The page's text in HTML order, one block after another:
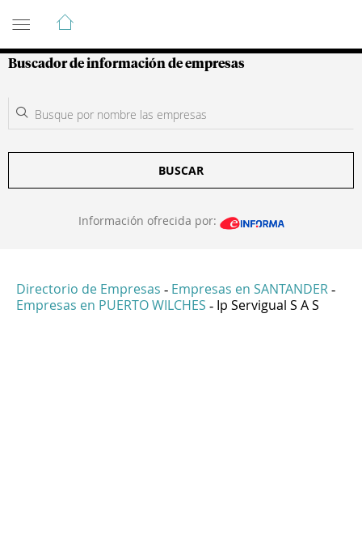
Guía de Empresas Colombianas
Buscador de información de empresas
BUSCAR
Información ofrecida por:
Directorio de Empresas - Empresas en SANTANDER -
Empresas en PUERTO WILCHES - Ip Servigual S A S